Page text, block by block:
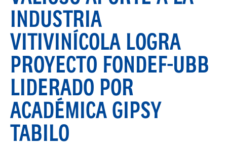
INDUSTRIA
VITIVINÍCOLA LOGRA
PROYECTO FONDEF-UBB
LIDERADO POR
ACADÉMICA GIPSY
TABILO